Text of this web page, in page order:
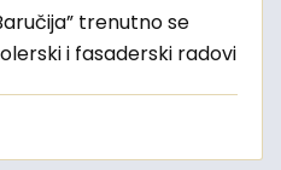
trenutno se
i fasaderski radovi